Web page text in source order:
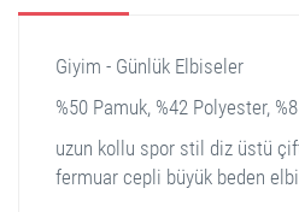
Giyim - Günlük Elbiseler
%50 Pamuk, %42 Polyester,
uzun kollu spor stil diz üstü
fermuar cepli büyük beden